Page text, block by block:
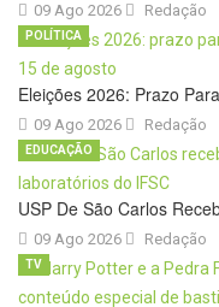
09 Ago 2026 Redação
Eleições 2026: Prazo
09 Ago 2026
POLÍTICA
Redação
USP De São Carlos
09 Ago 2026
EDUCAÇÃO
Redação
TV